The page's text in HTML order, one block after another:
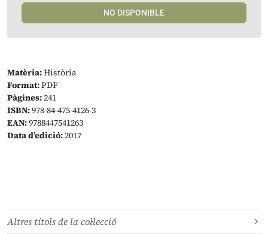
Matèria:Història
Format:PDF
Pàgines:241
ISBN:978-84-475-4126-3
EAN:9788447541263
Data d’edició:2017
NO DISPONIBLE
Altres títols de la col·lecció